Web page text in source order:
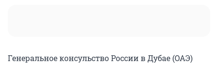
Генеральное консульство России в Дубае (ОАЭ)